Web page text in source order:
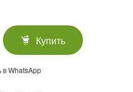
Купить
в WhatsApp